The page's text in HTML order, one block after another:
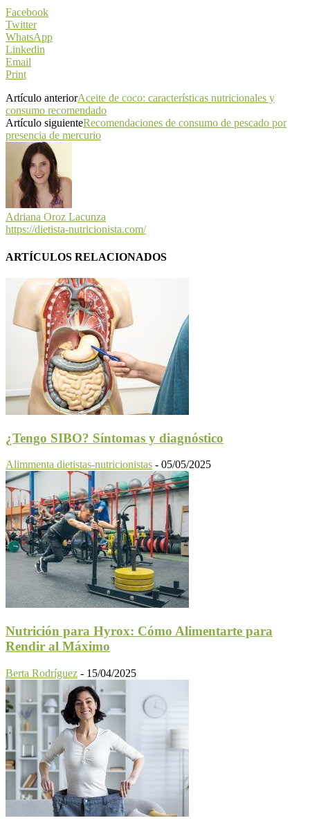
Facebook
Twitter
WhatsApp
Linkedin
Email
Print
Artículo anteriorAceite de coco: características nutricionales y
consumo recomendado
Artículo siguienteRecomendaciones de consumo de pescado por
presencia de mercurio
Adriana Oroz Lacunza
https://dietista-nutricionista.com/
ARTÍCULOS RELACIONADOS
¿Tengo SIBO? Síntomas y diagnóstico
Alimmenta dietistas-nutricionistas - 05/05/2025
Nutrición para Hyrox: Cómo Alimentarte para
Rendir al Máximo
Berta Rodríguez - 15/04/2025